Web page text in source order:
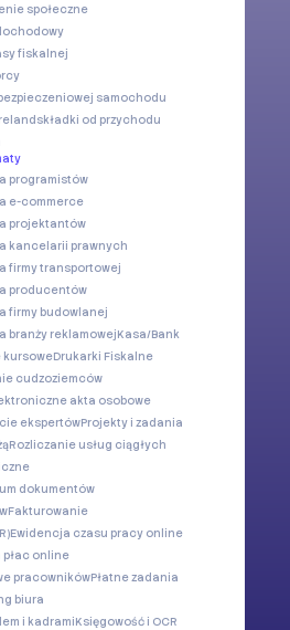
społeczne
fiskalnej
samochodu
składki od przychodu
programistów
e-commerce
projektantów
kancelarii prawnych
firmy transportowej
producentów
firmy budowlanej
branży reklamowejKasa/Bank
kursoweDrukarki Fiskalne
cudzoziemców
akta osobowe
ekspertówProjekty i zadania
Rozliczanie usług ciągłych
dokumentów
Fakturowanie
Ewidencja czasu pracy online
płac online
pracownikówPłatne zadania
biura
i kadramiKsięgowość i OCR